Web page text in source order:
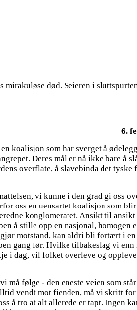
mirakuløse død. Seieren i
6.
koalisjon som har sverget å
Deres mål er nå ikke bare å
overflate, å slavebinda det tyske
vi kunne i den grad gi oss
oss en uensartet koalisjon som
konglomeratet. Ansikt til ansikt
å stille opp en nasjonal, homogen
motstand, kan aldri bli fortært i en
gang før. Hvilke tilbakeslag vi enn
i dag, vil folket overleve og
må følge - den eneste veien som
vendt mot fienden, må vi skritt
å tro at alt allerede er tapt. Ingen